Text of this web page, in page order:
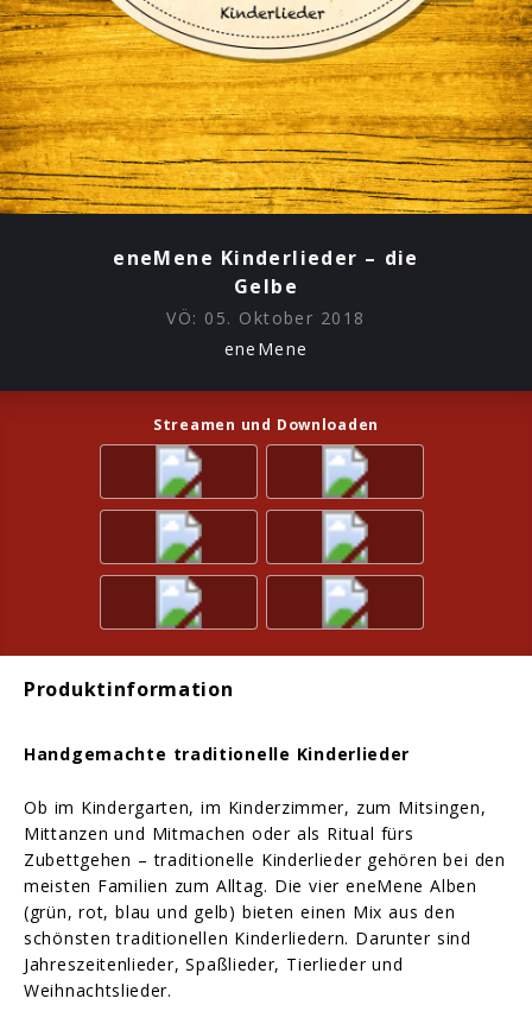
eneMene Kinderlieder – die
Gelbe
VÖ: 05. Oktober 2018
eneMene
Streamen und Downloaden
Produktinformation
Handgemachte traditionelle Kinderlieder
Ob im Kindergarten, im Kinderzimmer, zum Mitsingen,
Mittanzen und Mitmachen oder als Ritual fürs
Zubettgehen – traditionelle Kinderlieder gehören bei den
meisten Familien zum Alltag. Die vier eneMene Alben
(grün, rot, blau und gelb) bieten einen Mix aus den
schönsten traditionellen Kinderliedern. Darunter sind
Jahreszeitenlieder, Spaßlieder, Tierlieder und
Weihnachtslieder.